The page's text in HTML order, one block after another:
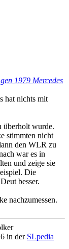
1979 Mercedes
hat nichts mit
überholt wurde.
stimmten nicht
den WLR zu
war es in
und zeige sie
Die
besser.
nachzumessen.
in der SLpedia